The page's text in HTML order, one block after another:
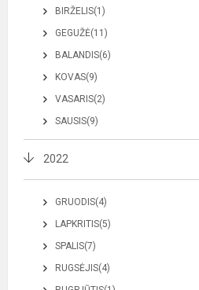
BIRŽELIS(1)
GEGUŽĖ(11)
BALANDIS(6)
KOVAS(9)
VASARIS(2)
SAUSIS(9)
2022
GRUODIS(4)
LAPKRITIS(5)
SPALIS(7)
RUGSĖJIS(4)